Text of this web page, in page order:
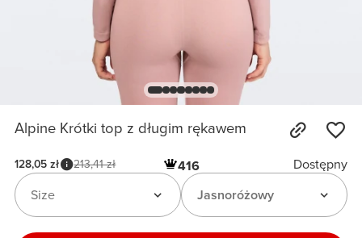
Alpine Krótki top z długim rękawem
128,05 zł 213,41 zł 416
Dostępny
Jasnoróżowy
Size